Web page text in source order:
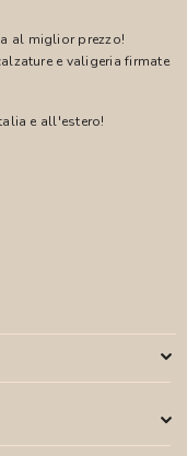
al miglior prezzo!
e valigeria firmate
e all'estero!